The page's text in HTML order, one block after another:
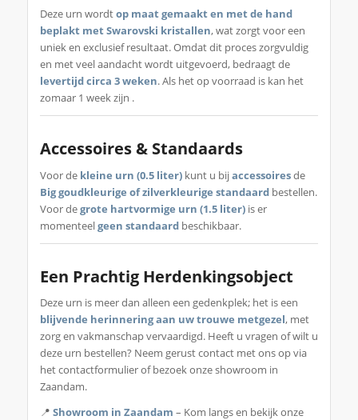
Deze urn wordtop maat gemaakt en met de hand
beplakt met Swarovski kristallen, wat zorgt voor een
uniek en exclusief resultaat. Omdat dit proces zorgvuldig
en met veel aandacht wordt uitgevoerd, bedraagt de
levertijd circa 3 weken. Als het op voorraad is kan het
zomaar 1 week zijn .
Accessoires & Standaards
Voor de kleine urn (0.5 liter)kunt u bijaccessoiresde
Big goudkleurige of zilverkleurige standaardbestellen.
Voor degrote hartvormige urn (1.5 liter)is er
momenteelgeen standaardbeschikbaar.
Een Prachtig Herdenkingsobject
Deze urn is meer dan alleen een gedenkplek; het is een
blijvende herinnering aan uw trouwe metgezel, met
zorg en vakmanschap vervaardigd. Heeft u vragen of wilt u
deze urn bestellen? Neem gerust contact met ons op via
het contactformulier of bezoek onze showroom in
Zaandam.
📍 Showroom in Zaandam – Kom langs en bekijk onze